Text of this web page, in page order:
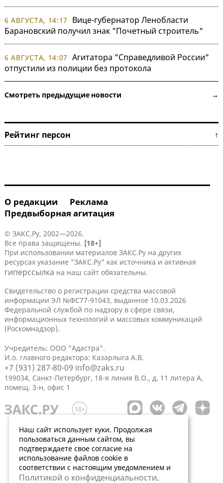
6 АВГУСТА, 14:17
Вице-губернатор Ленобласти
Барановский получил знак "Почетный строитель"
6 АВГУСТА, 14:07 Агитатора "Справедливой России"
отпустили из полиции без протокола
Смотреть предыдущие новости →
Рейтинг персон ↑
О редакции
Реклама
Предвыборная агитация
© ЗАКС.Ру, 2002—2026.
Все права защищены. [18+]
При использовании материалов ЗАКС.Ру на других
ресурсах указание "ЗАКС.Ру" как источника и активная
гиперссылка на наш сайт обязательны.
Свидетельство о регистрации средства массовой
информации ЭЛ №ФС77-91043, выданное 10.03.2026
Федеральной службой по надзору в сфере связи,
информационных технологий и массовых коммуникаций
(Роскомнадзор).
Учредитель: ООО "Адастра".
И.о. главного редактора: Казарлыга А.В.
+7 (931) 287-80-09 info@zaks.ru
199034, Санкт-Петербург, 18-я линия В.О., д. 11 литера А,
помещ. 3-н, офис 1
Наш сайт использует куки. Продолжая
пользоваться данным сайтом, вы
подтверждаете свое согласие на
использование файлов cookie в
соответствии с настоящим уведомлением и
Политикой о конфиденциальности.